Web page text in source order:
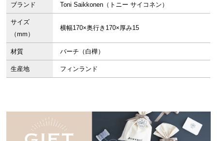
ブランド Toni Saikkonen（トニー サイコネン）
サイズ
（mm）
横幅170×奥行き170×厚み15
材質 バーチ（白樺）
生産地 フィンランド